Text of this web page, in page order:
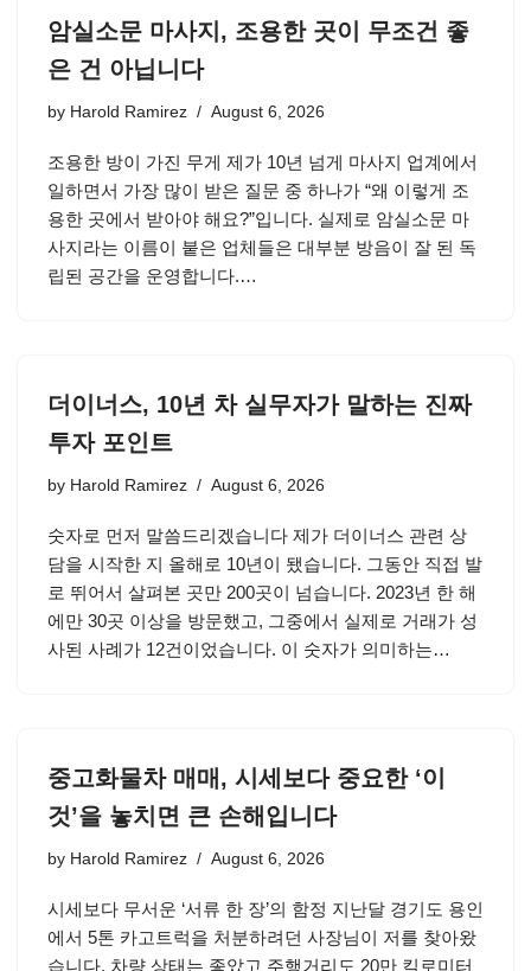
암실소문 마사지, 조용한 곳이 무조건 좋
은 건 아닙니다
by Harold Ramirez August 6, 2026
조용한 방이 가진 무게 제가 10년 넘게 마사지 업계에서
일하면서 가장 많이 받은 질문 중 하나가 “왜 이렇게 조
용한 곳에서 받아야 해요?”입니다. 실제로 암실소문 마
사지라는 이름이 붙은 업체들은 대부분 방음이 잘 된 독
립된 공간을 운영합니다.…
더이너스, 10년 차 실무자가 말하는 진짜
투자 포인트
by Harold Ramirez August 6, 2026
숫자로 먼저 말씀드리겠습니다 제가 더이너스 관련 상
담을 시작한 지 올해로 10년이 됐습니다. 그동안 직접 발
로 뛰어서 살펴본 곳만 200곳이 넘습니다. 2023년 한 해
에만 30곳 이상을 방문했고, 그중에서 실제로 거래가 성
사된 사례가 12건이었습니다. 이 숫자가 의미하는…
중고화물차 매매, 시세보다 중요한 ‘이
것’을 놓치면 큰 손해입니다
by Harold Ramirez August 6, 2026
시세보다 무서운 ‘서류 한 장’의 함정 지난달 경기도 용인
에서 5톤 카고트럭을 처분하려던 사장님이 저를 찾아왔
습니다. 차량 상태는 좋았고 주행거리도 20만 킬로미터